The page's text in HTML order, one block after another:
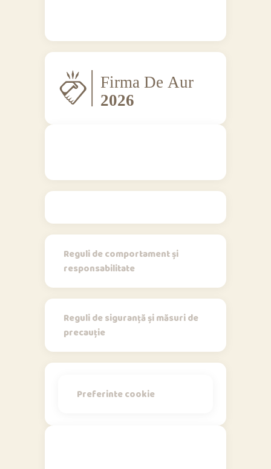
Reguli de comportament și
responsabilitate
Reguli de siguranță și măsuri de
precauție
Preferinte cookie